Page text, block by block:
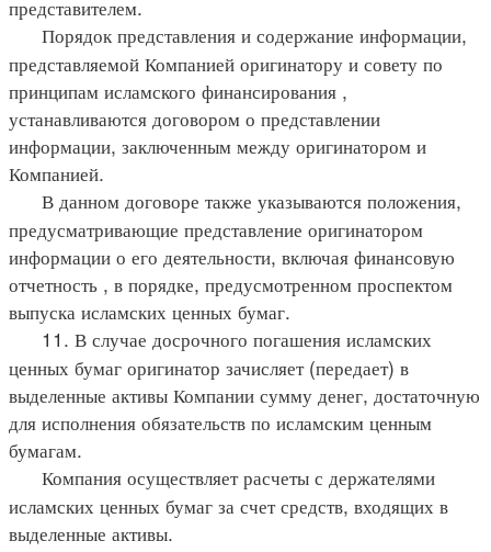
представителем.
Порядок представления и содержание информации,
представляемой Компанией оригинатору и совету по
принципам исламского финансирования ,
устанавливаются договором о представлении
информации, заключенным между оригинатором и
Компанией.
В данном договоре также указываются положения,
предусматривающие представление оригинатором
информации о его деятельности, включая финансовую
отчетность , в порядке, предусмотренном проспектом
выпуска исламских ценных бумаг.
11. В случае досрочного погашения исламских
ценных бумаг оригинатор зачисляет (передает) в
выделенные активы Компании сумму денег, достаточную
для исполнения обязательств по исламским ценным
бумагам.
Компания осуществляет расчеты с держателями
исламских ценных бумаг за счет средств, входящих в
выделенные активы.